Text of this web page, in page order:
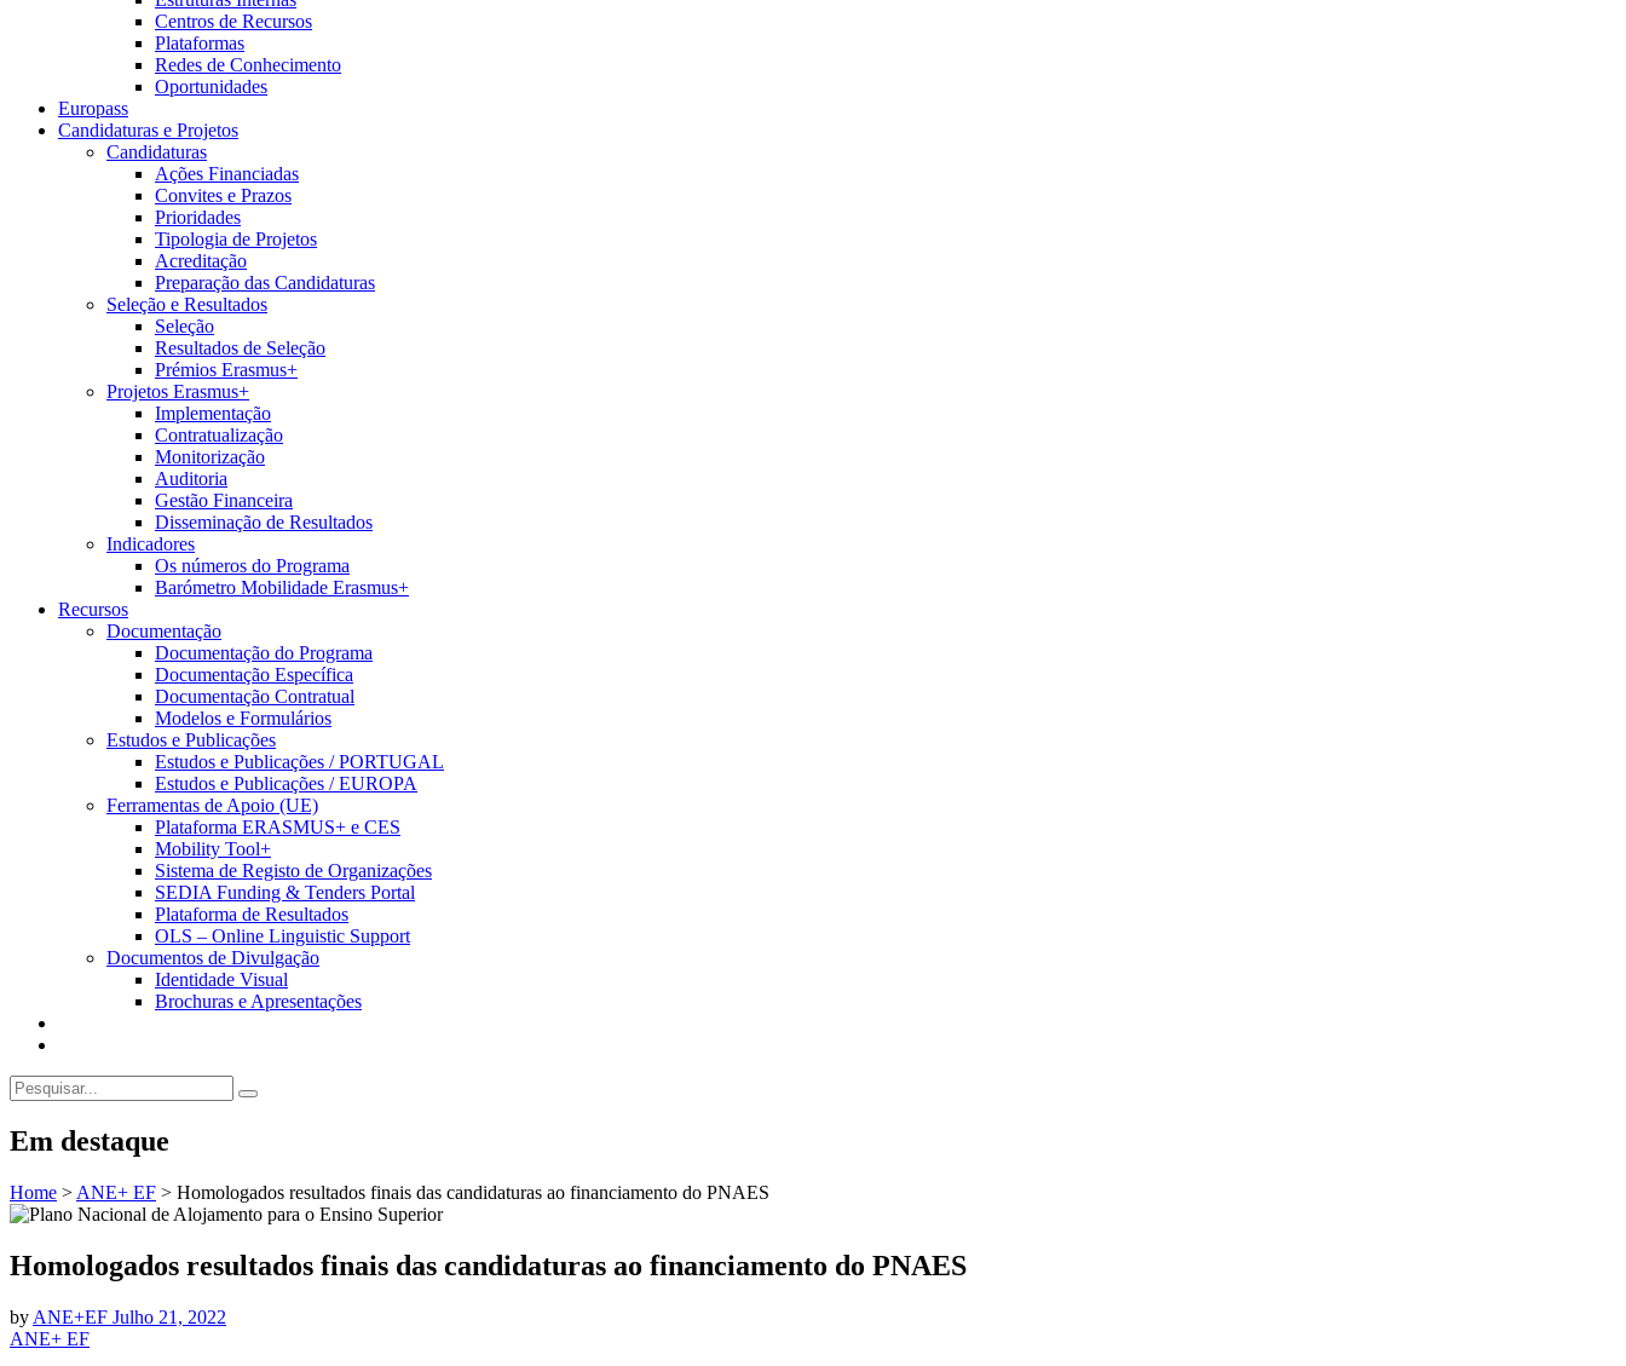
Centros de Recursos
Plataformas
Redes de Conhecimento
Oportunidades
Europass
Candidaturas e Projetos
Candidaturas
Ações Financiadas
Convites e Prazos
Prioridades
Tipologia de Projetos
Acreditação
Preparação das Candidaturas
Seleção e Resultados
Seleção
Resultados de Seleção
Prémios Erasmus+
Projetos Erasmus+
Implementação
Contratualização
Monitorização
Auditoria
Gestão Financeira
Disseminação de Resultados
Indicadores
Os números do Programa
Barómetro Mobilidade Erasmus+
Recursos
Documentação
Documentação do Programa
Documentação Específica
Documentação Contratual
Modelos e Formulários
Estudos e Publicações
Estudos e Publicações / PORTUGAL
Estudos e Publicações / EUROPA
Ferramentas de Apoio (UE)
Plataforma ERASMUS+ e CES
Mobility Tool+
Sistema de Registo de Organizações
SEDIA Funding & Tenders Portal
Plataforma de Resultados
OLS – Online Linguistic Support
Documentos de Divulgação
Identidade Visual
Brochuras e Apresentações
Em destaque
Home > ANE+ EF > Homologados resultados finais das candidaturas ao financiamento do PNAES
Homologados resultados finais das candidaturas ao financiamento do PNAES
by ANE+EF Julho 21, 2022
ANE+ EF